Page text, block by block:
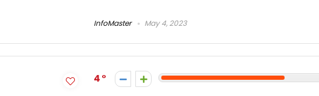
InfoMaster May 4, 2023
4